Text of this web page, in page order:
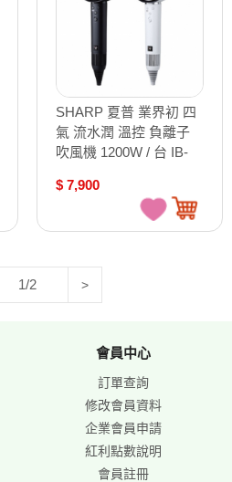
SHARP 夏普 業界初 四
氣 流水潤 溫控 負離子
吹風機 1200W / 台 IB-
$ 7,900
1/2 >
會員中心
訂單查詢
修改會員資料
企業會員申請
紅利點數說明
會員註冊